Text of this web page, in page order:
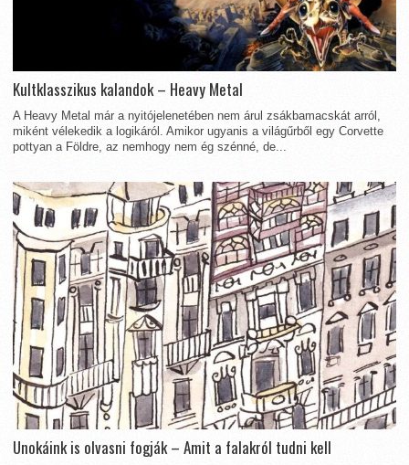
Kultklasszikus kalandok – Heavy Metal
A Heavy Metal már a nyitójelenetében nem árul zsákbamacskát arról,
miként vélekedik a logikáról. Amikor ugyanis a világűrből egy Corvette
pottyan a Földre, az nemhogy nem ég szénné, de...
Unokáink is olvasni fogják – Amit a falakról tudni kell